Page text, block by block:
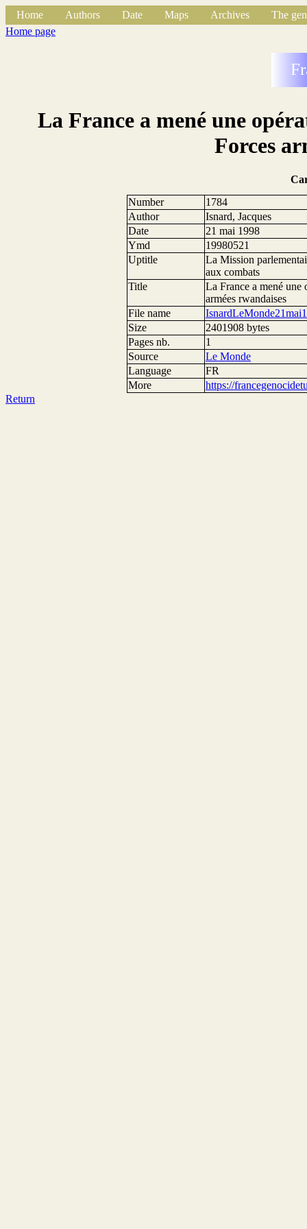
Home Authors Date Maps Archives
The
Home page
La France a mené une
Forces
Number
1784
Author
Isnard, Jacques
Date
21 mai 1998
Ymd
19980521
Uptitle
La Mission
aux combats
Title
La France a mené une
armées rwandaises
File name
Size
2401908 bytes
Pages nb.
1
Source
Le Monde
Language
FR
More
https://
Return